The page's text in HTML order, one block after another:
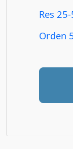
Res
Orden